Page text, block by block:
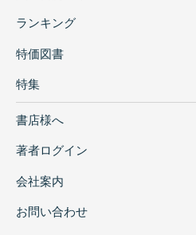
ランキング
特価図書
特集
書店様へ
著者ログイン
会社案内
お問い合わせ